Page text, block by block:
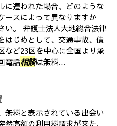
に遭われた場合、どのような
ースによって異なりますか
い。 弁護士法人大地総合法律
はじめとして、交通事故、債
など23区を中心に全国より承
電話相談は無料...
無料と表示されている出会い
高額の利用料請求が来た、